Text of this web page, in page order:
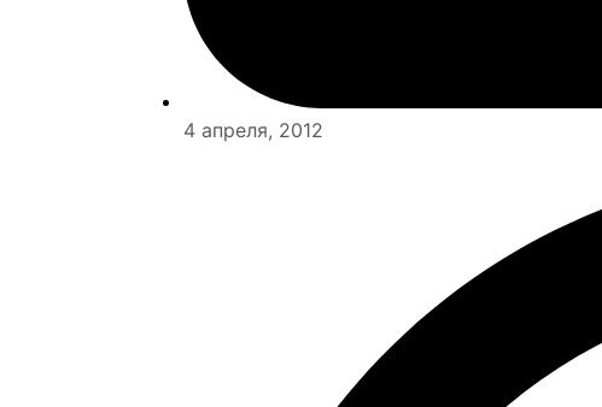
4 апреля, 2012